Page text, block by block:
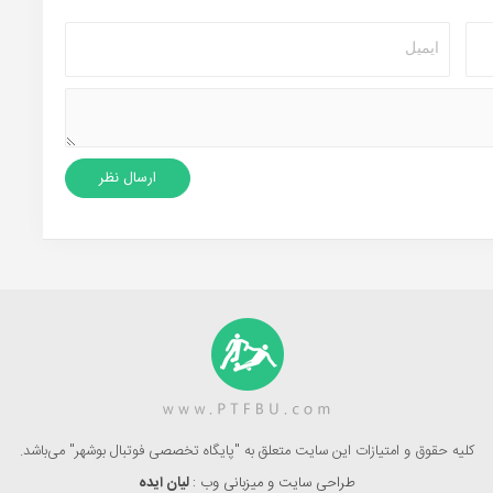
کلیه حقوق و امتیازات این سایت متعلق به "پایگاه تخصصی فوتبال بوشهر" می‌باشد.
طراحی سایت و میزبانی وب :لیان ایده